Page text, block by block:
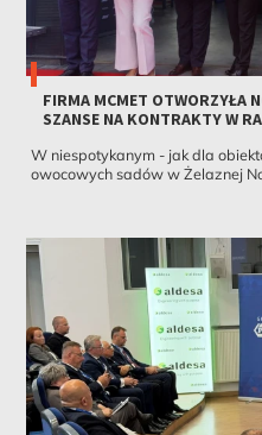
FIRMA MCMET OTWORZYŁA
SZANSE NA KONTRAKTY W
W niespotykanym - jak dla
owocowych sadów w Żelaznej